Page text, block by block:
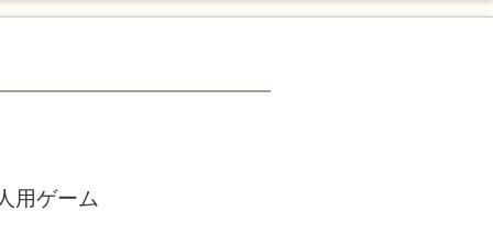
用ゲーム